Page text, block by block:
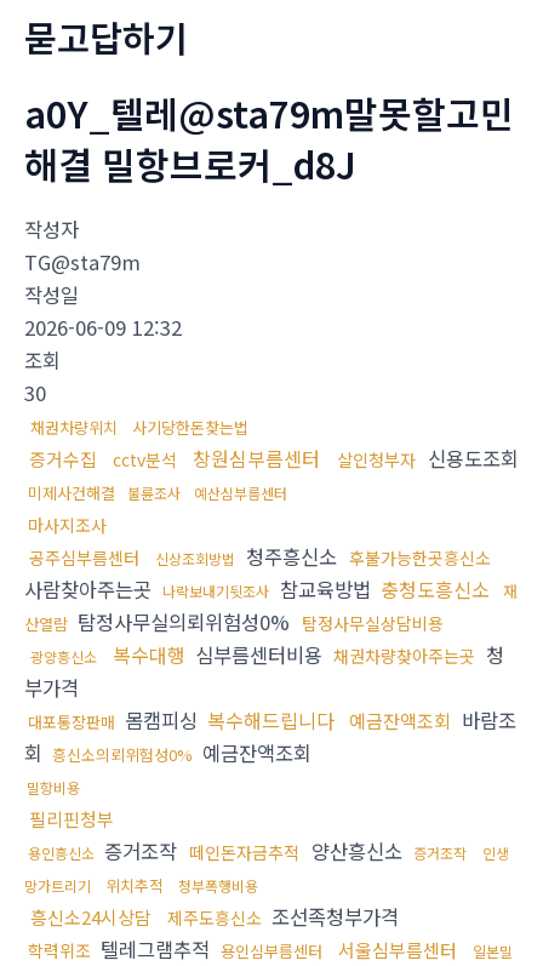
묻고답하기
a0Y_텔레@sta79m말못할고민
해결 밀항브로커_d8J
작성자
TG@sta79m
작성일
2026-06-09 12:32
조회
30
채권차량위치 사기당한돈찾는법
증거수집 cctv분석 창원심부름센터 살인청부자 신용도조회
미제사건해결 불륜조사 예산심부름센터
마사지조사
공주심부름센터
신상조회방법 청주흥신소 후불가능한곳흥신소
사람찾아주는곳 나락보내기뒷조사 참교육방법 충청도흥신소
재
산열람 탐정사무실의뢰위험성0% 탐정사무실상담비용
광양흥신소 복수대행 심부름센터비용 채권차량찾아주는곳 청
부가격
대포통장판매 몸캠피싱 복수해드립니다 예금잔액조회 바람조
회 흥신소의뢰위험성0% 예금잔액조회
밀항비용
필리핀청부
용인흥신소 증거조작 떼인돈자금추적 양산흥신소 증거조작
인생
망가트리기
위치추적 청부폭행비용
흥신소24시상담 제주도흥신소 조선족청부가격
학력위조 텔레그램추적 용인심부름센터 서울심부름센터
일본밀